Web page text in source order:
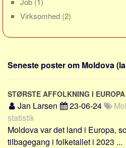
Sverige
Norge
Thailand
Grækenland
USA
Alle
Nøgleord
Bolig
Virksomhed (2)
Seneste poster om Moldova
STØRSTE AFFOLKNING I
Jan Larsen 23-06-24
statistik
Moldova var det land i Europa,
tilbagegang i folketallet i 2023 ...